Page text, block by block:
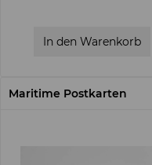
In den Warenkorb
Maritime Postkarten